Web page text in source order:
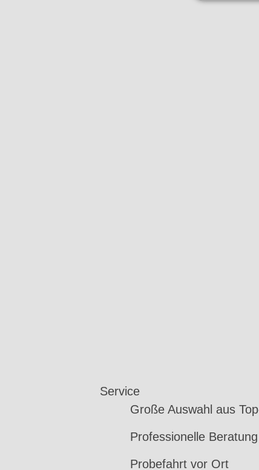
Service
Große Auswahl aus
Professionelle Beratung
Probefahrt vor Ort